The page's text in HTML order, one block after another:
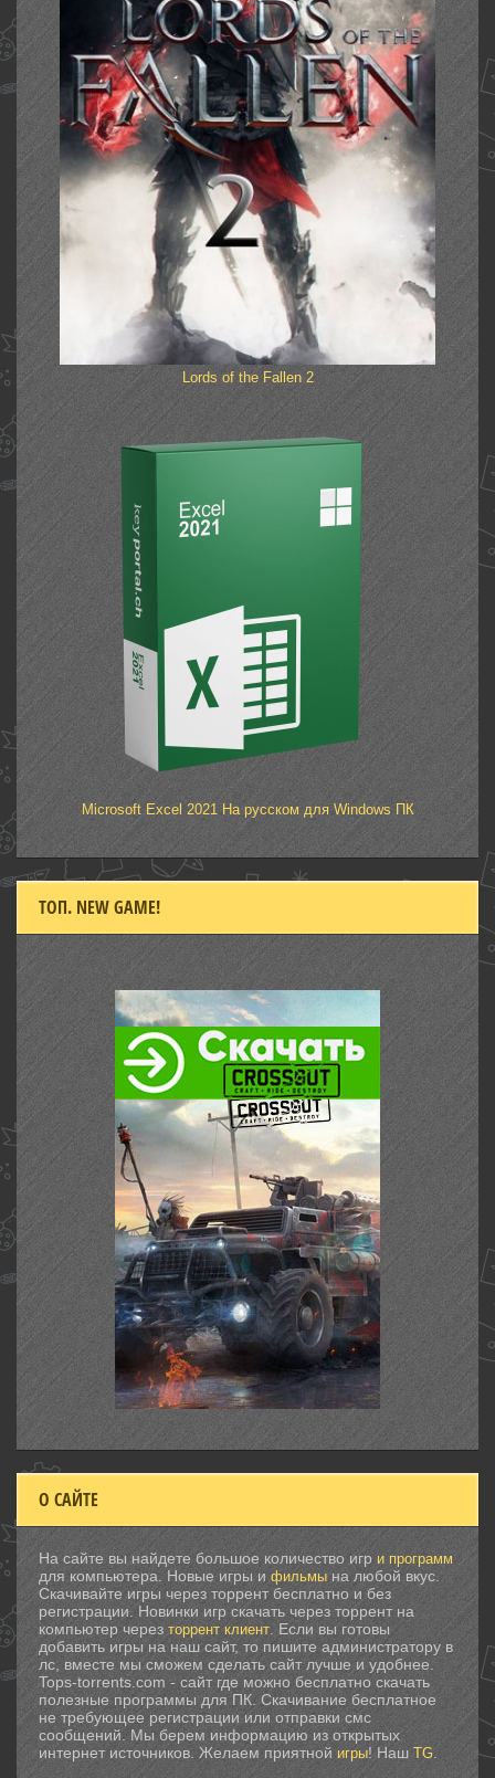
Lords of the Fallen 2
Microsoft Excel 2021 На русском для Windows ПК
ТОП. NEW GAME!
О САЙТЕ
На сайте вы найдете большое количество игр и программ
для компьютера. Новые игры и фильмы на любой вкус.
Скачивайте игры через торрент бесплатно и без
регистрации. Новинки игр скачать через торрент на
компьютер через торрент клиент . Если вы готовы
добавить игры на наш сайт, то пишите администратору в
лс, вместе мы сможем сделать сайт лучше и удобнее.
Tops-torrents.com - сайт где можно бесплатно скачать
полезные программы для ПК. Скачивание бесплатное
не требующее регистрации или отправки смс
сообщений. Мы берем информацию из открытых
интернет источников. Желаем приятной игры! Наш TG